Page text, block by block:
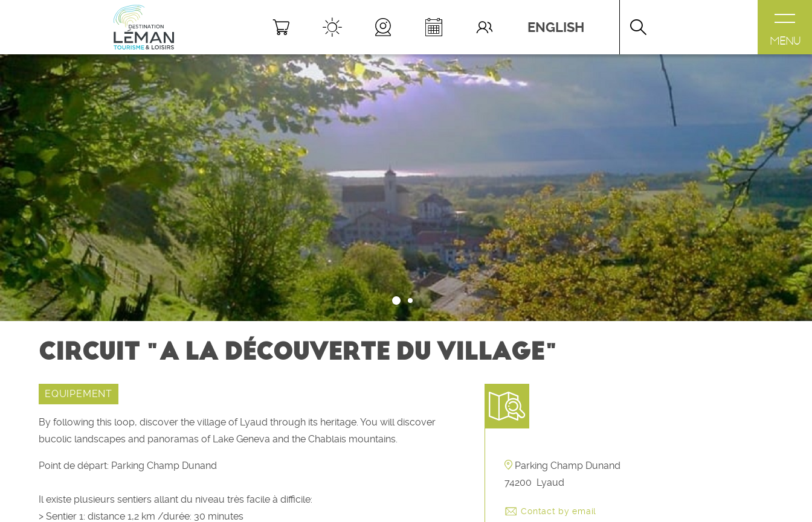
MENU
DESTINATION LÉMAN
CIRCUIT "A LA DÉCOUVERTE DU VILLAGE"
EQUIPEMENT
By following this loop, discover the village of Lyaud through its heritage. You will discover
bucolic landscapes and panoramas of Lake Geneva and the Chablais mountains.
Point de départ: Parking Champ Dunand
Il existe plusieurs sentiers allant du niveau très facile à difficile:
> Sentier 1: distance 1,2 km /durée: 30 minutes
Parking Champ Dunand
74200 Lyaud
Contact by email